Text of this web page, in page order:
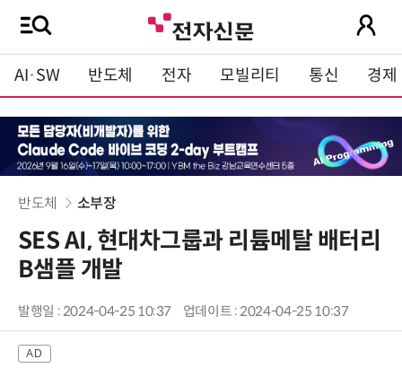
AI·SW 반도체 전자 모빌리티 통신 경제
반도체 소부장
SES AI, 현대차그룹과 리튬메탈 배터리
B샘플 개발
발행일 : 2024-04-25 10:37 업데이트 : 2024-04-25 10:37